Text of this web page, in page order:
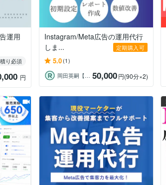
運用
り必須
円
Instagram/Meta広告の運用代行
しま...
定期購入可
5.0(1)
岡田英嗣【広告運用のプロ】 50,000円(90分×2)